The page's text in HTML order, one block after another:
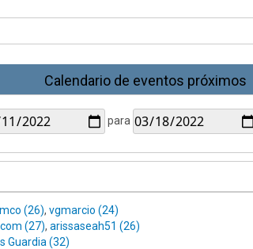
Calendario de eventos próximos
para
(26), vgmarcio (24)
(27), arissaseah51 (26)
Guardia (32)